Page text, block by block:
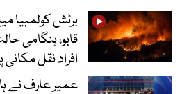
برٹش کولمبیا
افراد نقل مکانی
عمیر عارف نے